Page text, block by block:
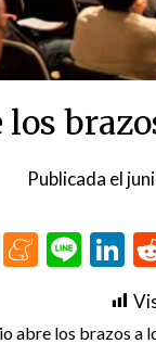
los
Publicada el
WhatsApp
Line
abre los brazos